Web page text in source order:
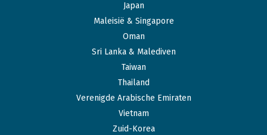
Japan
Maleisië & Singapore
Oman
Sri Lanka & Malediven
Taiwan
Thailand
Verenigde Arabische Emiraten
Vietnam
Zuid-Korea